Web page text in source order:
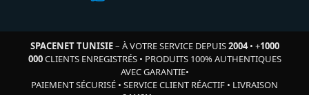
SPACENET TUNISIE– À VOTRE SERVICE DEPUIS2004• +1000
000CLIENTS ENREGISTRÉS• PRODUITS 100% AUTHENTIQUES
AVEC GARANTIE•
PAIEMENT SÉCURISÉ • SERVICE CLIENT RÉACTIF • LIVRAISON